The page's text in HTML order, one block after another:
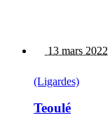
13 mars 2022
(Ligardes)
Teoulé